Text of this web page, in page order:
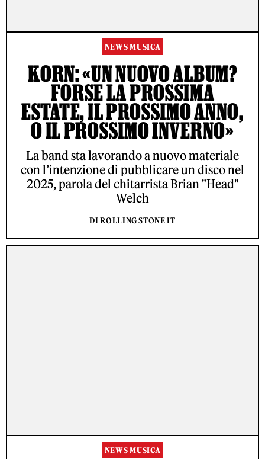
NEWS MUSICA
KORN: «UN NUOVO ALBUM?
FORSE LA PROSSIMA
ESTATE, IL PROSSIMO ANNO,
O IL PROSSIMO INVERNO»
La band sta lavorando a nuovo materiale
con l’intenzione di pubblicare un disco nel
2025, parola del chitarrista Brian "Head"
Welch
DI ROLLING STONE IT
NEWS MUSICA